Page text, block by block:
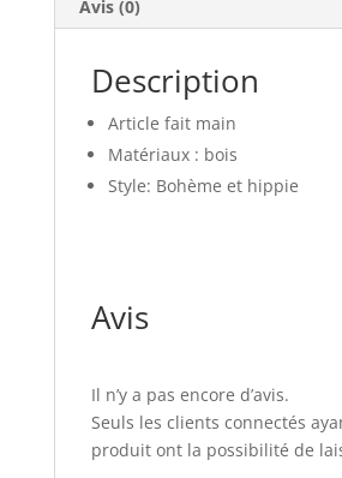
Avis (0)
Description
Article fait main
Matériaux : bois
Style: Bohème et hippie
Avis
Il n’y a pas encore d’avis.
Seuls les clients connectés
produit ont la possibilité de